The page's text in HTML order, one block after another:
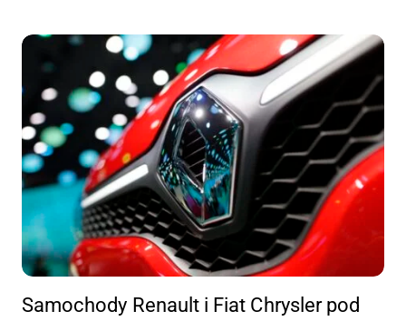
Samochody Renault i Fiat Chrysler pod